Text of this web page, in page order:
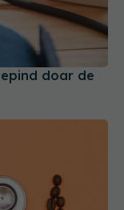
doar de